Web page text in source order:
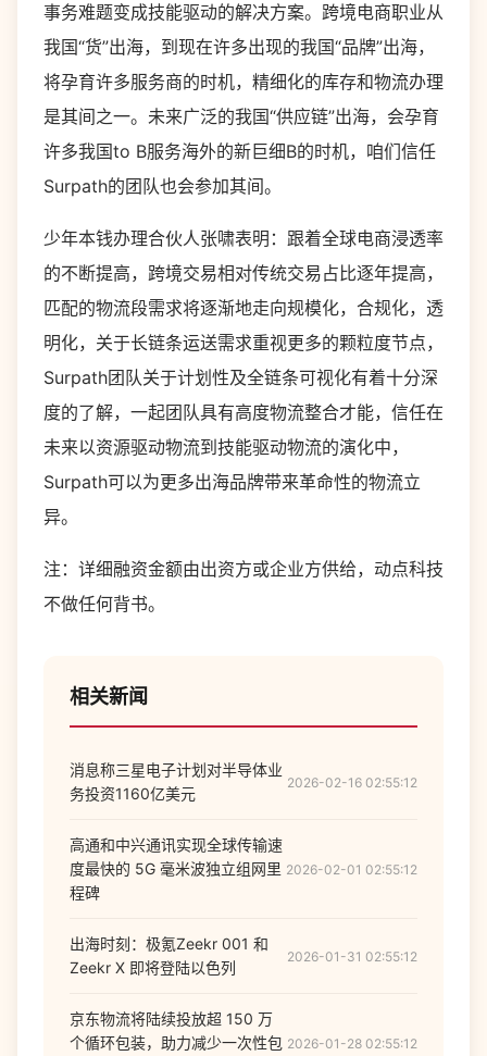
事务难题变成技能驱动的解决方案。跨境电商职业从
我国“货”出海，到现在许多出现的我国“品牌”出海，
将孕育许多服务商的时机，精细化的库存和物流办理
是其间之一。未来广泛的我国“供应链”出海，会孕育
许多我国to B服务海外的新巨细B的时机，咱们信任
Surpath的团队也会参加其间。
少年本钱办理合伙人张啸表明：跟着全球电商浸透率
的不断提高，跨境交易相对传统交易占比逐年提高，
匹配的物流段需求将逐渐地走向规模化，合规化，透
明化，关于长链条运送需求重视更多的颗粒度节点，
Surpath团队关于计划性及全链条可视化有着十分深
度的了解，一起团队具有高度物流整合才能，信任在
未来以资源驱动物流到技能驱动物流的演化中，
Surpath可以为更多出海品牌带来革命性的物流立
异。
注：详细融资金额由出资方或企业方供给，动点科技
不做任何背书。
相关新闻
消息称三星电子计划对半导体业
务投资1160亿美元
2026-02-16 02:55:12
高通和中兴通讯实现全球传输速
度最快的 5G 毫米波独立组网里
程碑
2026-02-01 02:55:12
出海时刻：极氪Zeekr 001 和
Zeekr X 即将登陆以色列
2026-01-31 02:55:12
京东物流将陆续投放超 150 万
个循环包装，助力减少一次性包 2026-01-28 02:55:12